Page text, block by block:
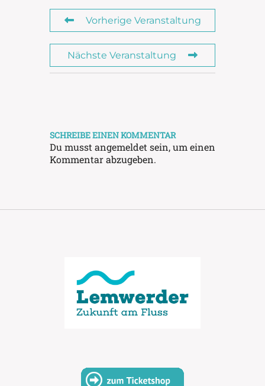
Vorherige Veranstaltung
Nächste Veranstaltung
SCHREIBE EINEN KOMMENTAR
Du musst angemeldet sein, um einen
Kommentar abzugeben.